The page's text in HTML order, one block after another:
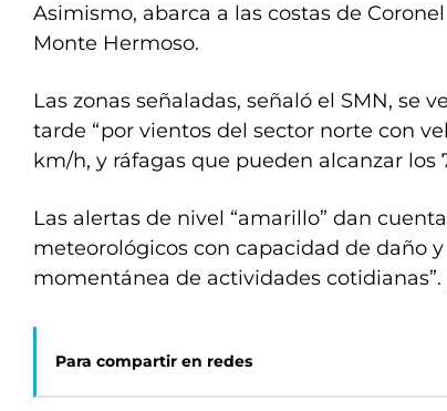
Asimismo, abarca a las costas de
Monte Hermoso.
Las zonas señaladas, señaló el SMN, se
tarde “por vientos del sector norte con
km/h, y ráfagas que pueden alcanzar los
Las alertas de nivel “amarillo” dan
meteorológicos con capacidad de daño
momentánea de actividades cotidianas”.
Para compartir en redes